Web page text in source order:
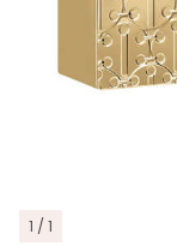
1 / 1